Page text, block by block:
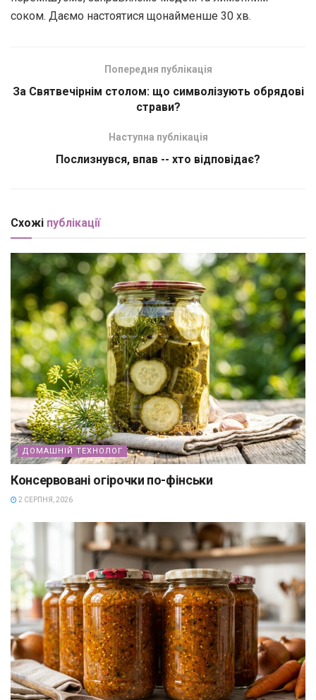
соком. Даємо настоятися щонайменше 30 хв.
Попередня публікація
За Святвечірнім столом: що символізують обрядові
страви?
Наступна публікація
Послизнувся, впав -- хто відповідає?
Схожі публікації
ДОМАШНІЙ ТЕХНОЛОГ
Консервовані огірочки по-фінськи
2 СЕРПНЯ, 2026